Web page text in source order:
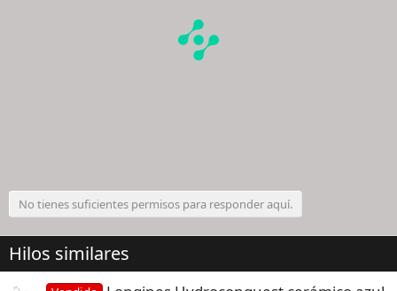
No tienes suficientes permisos para responder aquí.
Hilos similares